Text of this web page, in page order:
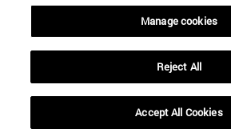
Maria-Theresia-Straße 15 81675
+49 89 24209790
Campus Sao Paulo (IESE)
Rua Martiniano de Carvalho, 573
Manage cookies
Reject All
Accept All Cookies